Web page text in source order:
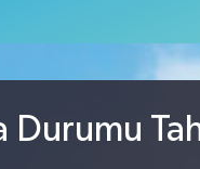
Durumu